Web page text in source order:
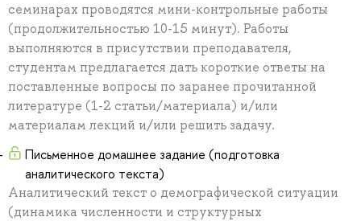
семинарах проводятся мини-контрольные работы
(продолжительностью 10-15 минут). Работы
выполняются в присутствии преподавателя,
студентам предлагается дать короткие ответы на
поставленные вопросы по заранее прочитанной
литературе (1-2 статьи/материала) и/или
материалам лекций и/или решить задачу.
Письменное домашнее задание (подготовка
аналитического текста)
Аналитический текст о демографической ситуации
(динамика численности и структурных